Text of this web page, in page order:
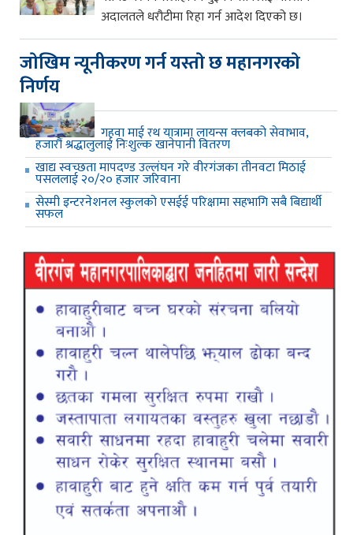
अदालतले धरौटीमा रिहा गर्न आदेश दिएको छ।
जाेखिम न्यूनीकरण गर्न यस्ताे छ महानगरकाे
निर्णय
गहवा माई रथ यात्रामा लायन्स क्लबको सेवाभाव,
हजारौं श्रद्धालुलाई निःशुल्क खानेपानी वितरण
खाद्य स्वच्छता मापदण्ड उल्लंघन गरे वीरगंजका तीनवटा मिठाई
पसललाई २०/२० हजार जरिवाना
सेस्मी इन्टरनेशनल स्कुलको एसईई परिक्षामा सहभागि सबै बिद्यार्थी
सफल